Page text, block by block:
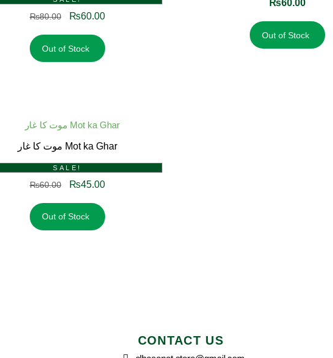
₨80.00 ₨60.00
Out of Stock
₨60.00
Out of Stock
موت کا غار Mot ka Ghar
SALE!
₨60.00 ₨45.00
Out of Stock
CONTACT US